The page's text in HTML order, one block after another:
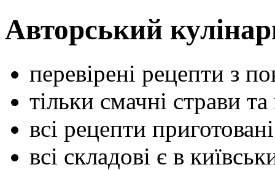
Авторський
перевірені рецепти з
тільки смачні страви та
всі рецепти
всі складові є в